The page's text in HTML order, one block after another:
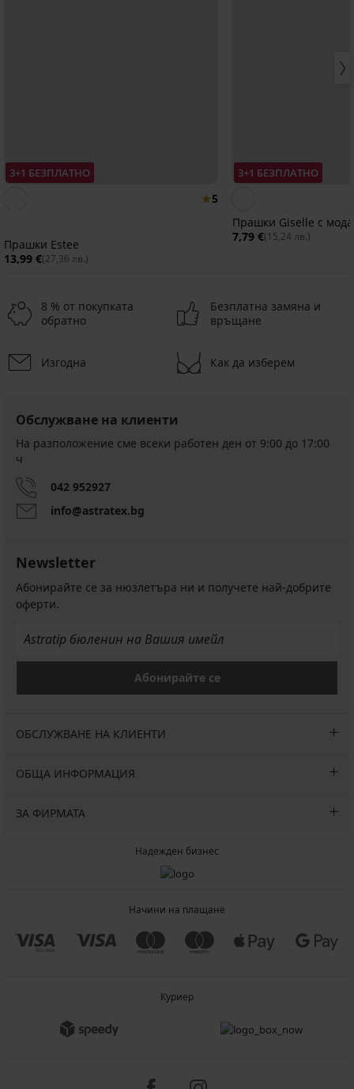
3+1 БЕЗПЛАТНО
5
Прашки Estee
13,99 €(27,36 лв.)
3+1 БЕЗПЛАТНО
Прашки Giselle с
7,79 €(15,24 лв.)
8 % от покупката
обратно
Безплатна замяна и
връщане
Изгодна Как да изберем
Обслужване на клиенти
На разположение сме всеки работен ден от 9:00 до 17:00
ч
042 952927
info@astratex.bg
Newsletter
Абонирайте се за нюзлетъра ни и получете най-добрите
оферти.
Абонирайте се
ОБСЛУЖВАНЕ НА КЛИЕНТИ
ОБЩА ИНФОРМАЦИЯ
ЗА ФИРМАТА
Надежден бизнес
Начини на плащане
Куриер